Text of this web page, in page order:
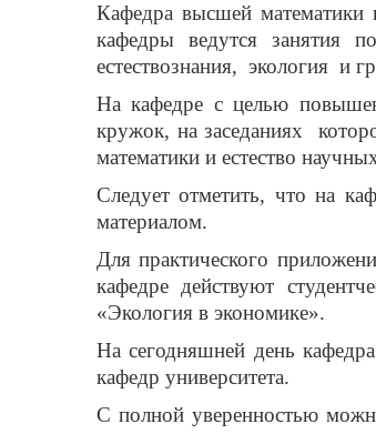
Кафедра высшей математики
кафедры ведутся занятия
естествознания, экология и
На кафедре с целью
кружок, на заседаниях
математики и естество
Следует отметить, что на
материалом.
Для практического
кафедре действуют
«Экология в экономике».
На сегодняшней день
кафедр университета.
С полной уверенностью